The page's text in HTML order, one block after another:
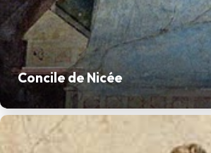
Concile de Nicée